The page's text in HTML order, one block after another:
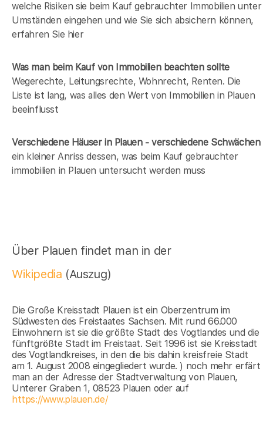
welche Risiken sie beim Kauf gebrauchter Immobilien unter
Umständen eingehen und wie Sie sich absichern können,
erfahren Sie hier
Was man beim Kauf von Immobilien beachten sollte
Wegerechte, Leitungsrechte, Wohnrecht, Renten. Die
Liste ist lang, was alles den Wert von Immobilien in Plauen
beeinflusst
Verschiedene Häuser in Plauen - verschiedene Schwächen
ein kleiner Anriss dessen, was beim Kauf gebrauchter
immobilien in Plauen untersucht werden muss
Über Plauen findet man in der
Wikipedia (Auszug)
Die Große Kreisstadt Plauen ist ein Oberzentrum im
Südwesten des Freistaates Sachsen. Mit rund 66.000
Einwohnern ist sie die größte Stadt des Vogtlandes und die
fünftgrößte Stadt im Freistaat. Seit 1996 ist sie Kreisstadt
des Vogtlandkreises, in den die bis dahin kreisfreie Stadt
am 1. August 2008 eingegliedert wurde. ) noch mehr erfärt
man an der Adresse der Stadtverwaltung von Plauen,
Unterer Graben 1, 08523 Plauen oder auf
https://www.plauen.de/